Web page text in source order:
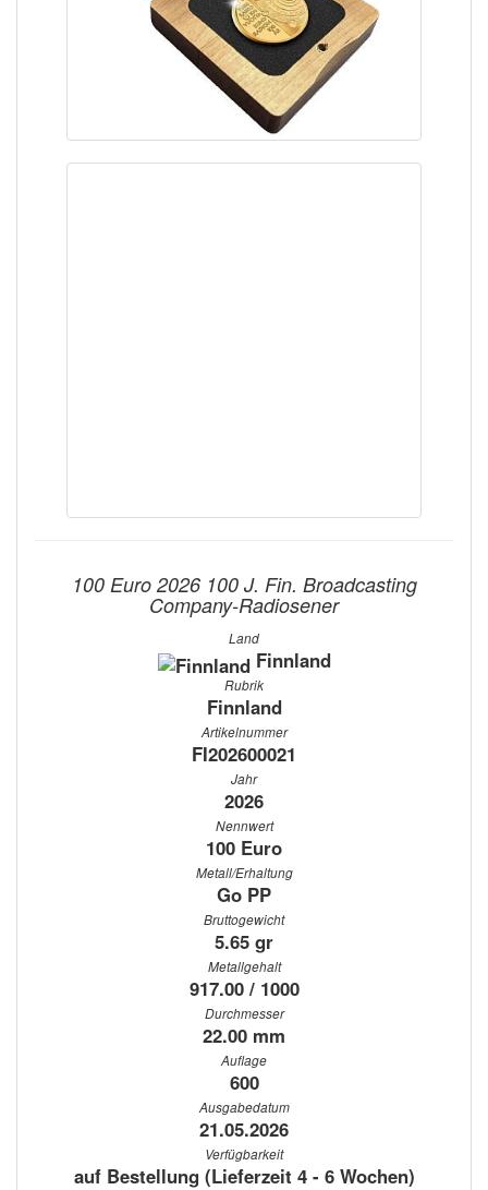
100 Euro 2026 100 J. Fin. Broadcasting
Company-Radiosener
Land
Finnland
Rubrik
Finnland
Artikelnummer
FI202600021
Jahr
2026
Nennwert
100 Euro
Metall/Erhaltung
Go PP
Bruttogewicht
5.65 gr
Metallgehalt
917.00 / 1000
Durchmesser
22.00 mm
Auflage
600
Ausgabedatum
21.05.2026
Verfügbarkeit
auf Bestellung (Lieferzeit 4 - 6 Wochen)